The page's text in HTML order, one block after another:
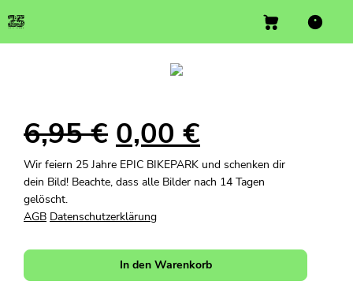
6,95€ 0,00€
Wir feiern 25 Jahre EPIC BIKEPARK und schenken dir
dein Bild! Beachte, dass alle Bilder nach 14 Tagen
gelöscht.
AGB Datenschutzerklärung
In den Warenkorb